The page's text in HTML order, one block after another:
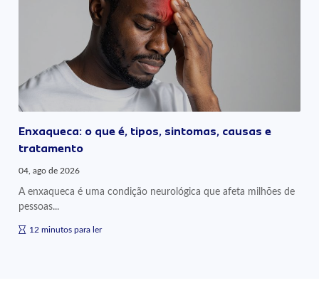
Enxaqueca: o que é, tipos, sintomas, causas e
tratamento
04, ago de 2026
A enxaqueca é uma condição neurológica que afeta milhões de
pessoas...
12 minutos para ler